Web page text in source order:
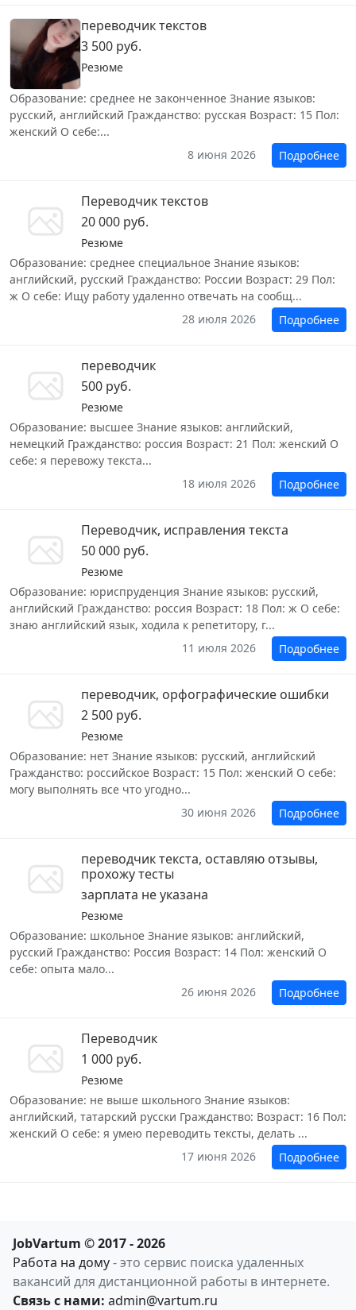
переводчик текстов
3 500 руб.
Резюме
Образование: среднее не законченное Знание языков:
русский, английский Гражданство: русская Возраст: 15 Пол:
женский О себе:...
8 июня 2026
Подробнее
Переводчик текстов
20 000 руб.
Резюме
Образование: среднее специальное Знание языков:
английский, русский Гражданство: России Возраст: 29 Пол:
ж О себе: Ищу работу удаленно отвечать на сообщ...
28 июля 2026
Подробнее
переводчик
500 руб.
Резюме
Образование: высшее Знание языков: английский,
немецкий Гражданство: россия Возраст: 21 Пол: женский О
себе: я перевожу текста...
18 июля 2026
Подробнее
Переводчик, исправления текста
50 000 руб.
Резюме
Образование: юриспруденция Знание языков: русский,
английский Гражданство: россия Возраст: 18 Пол: ж О себе:
знаю английский язык, ходила к репетитору, г...
11 июля 2026
Подробнее
переводчик, орфографические ошибки
2 500 руб.
Резюме
Образование: нет Знание языков: русский, английский
Гражданство: российское Возраст: 15 Пол: женский О себе:
могу выполнять все что угодно...
30 июня 2026
Подробнее
переводчик текста, оставляю отзывы,
прохожу тесты
зарплата не указана
Резюме
Образование: школьное Знание языков: английский,
русский Гражданство: Россия Возраст: 14 Пол: женский О
себе: опыта мало...
26 июня 2026
Подробнее
Переводчик
1 000 руб.
Резюме
Образование: не выше школьного Знание языков:
английский, татарский русски Гражданство: Возраст: 16 Пол:
женский О себе: я умею переводить тексты, делать ...
17 июня 2026
Подробнее
JobVartum © 2017 - 2026
Работа на дому- это сервис поиска удаленных
вакансий для дистанционной работы в интернете.
Связь с нами: admin@vartum.ru